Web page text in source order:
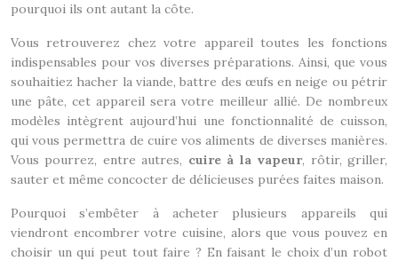
pourquoi ils ont autant la côte.
Vous retrouverez chez votre appareil toutes les fonctions
indispensables pour vos diverses préparations. Ainsi, que vous
souhaitiez hacher la viande, battre des œufs en neige ou pétrir
une pâte, cet appareil sera votre meilleur allié. De nombreux
modèles intègrent aujourd’hui une fonctionnalité de cuisson,
qui vous permettra de cuire vos aliments de diverses manières.
Vous pourrez, entre autres, cuire à la vapeur, rôtir, griller,
sauter et même concocter de délicieuses purées faites maison.
Pourquoi s’embêter à acheter plusieurs appareils qui
viendront encombrer votre cuisine, alors que vous pouvez en
choisir un qui peut tout faire ? En faisant le choix d’un robot